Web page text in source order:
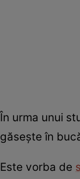
În urma unui
găseşte în
Este vorba de